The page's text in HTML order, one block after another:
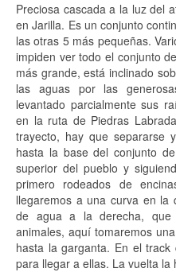
Preciosa cascada a la luz del
en Jarilla. Es un conjunto
las otras 5 más pequeñas.
impiden ver todo el conjunto
más grande, está inclinado
las aguas por las
levantado parcialmente sus
en la ruta de Piedras
trayecto, hay que separarse
hasta la base del conjunto
superior del pueblo y
primero rodeados de
llegaremos a una curva en la
de agua a la derecha, que
animales, aquí tomaremos
hasta la garganta. En el
para llegar a ellas. La vuelta